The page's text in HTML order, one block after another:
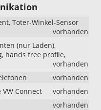
kann
vorkommen,
dass
das
mit
den
Toter-Winkel-Sensor
vorhanden
(nur Laden),
hands free profile,
vorhanden
vorhanden
Connect
vorhanden
vorhanden